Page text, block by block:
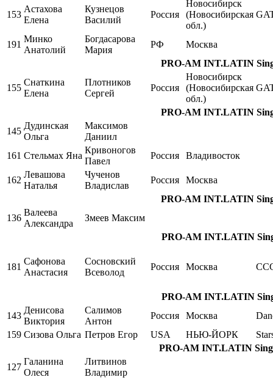
153
Астахова
Елена
Кузнецов
Василий
Россия
Новосибирск
(Новосибирская
обл.)
191
Минко
Анатолий
Богдасарова
Мария
РФ
Москва
PRO-AM INT.LATIN
155
Снаткина
Елена
Плотников
Сергей
Россия
Новосибирск
(Новосибирская
обл.)
PRO-AM INT.LATIN
145
Дудинская
Ольга
Максимов
Даниил
161 Стельмах Яна
Кривоногов
Павел
Россия Владивосток
162
Левашова
Наталья
Чученов
Владислав
Россия
Москва
PRO-AM INT.LATIN
136
Валеева
Александра
Змеев Максим
PRO-AM INT.LATIN
181
Сафонова
Анастасия
Сосновский
Всеволод
Россия Москва
PRO-AM INT.LATIN
143
Денисова
Виктория
Салимов
Антон
Россия Москва
159 Сизова Ольга Петров Егор USA НЬЮ-ЙОРК
PRO-AM INT.LATIN
127
Галанина
Олеся
Литвинов
Владимир